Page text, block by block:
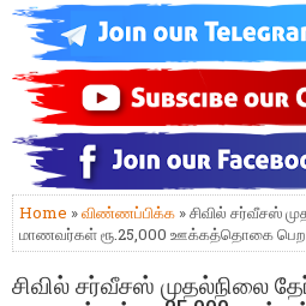
Home »விண்ணப்பிக்க » சிவில் சர்வீசஸ்
மாணவர்கள் ரூ.25,000 ஊக்கத்தொகை
சிவில் சர்வீசஸ் முதல்நிலை